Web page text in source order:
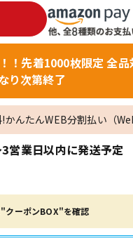
！先着1000枚限定 全品
り次第終了
んたんWEB分割払い（
営業日以内に発送予定
クーポンBOX"を確認